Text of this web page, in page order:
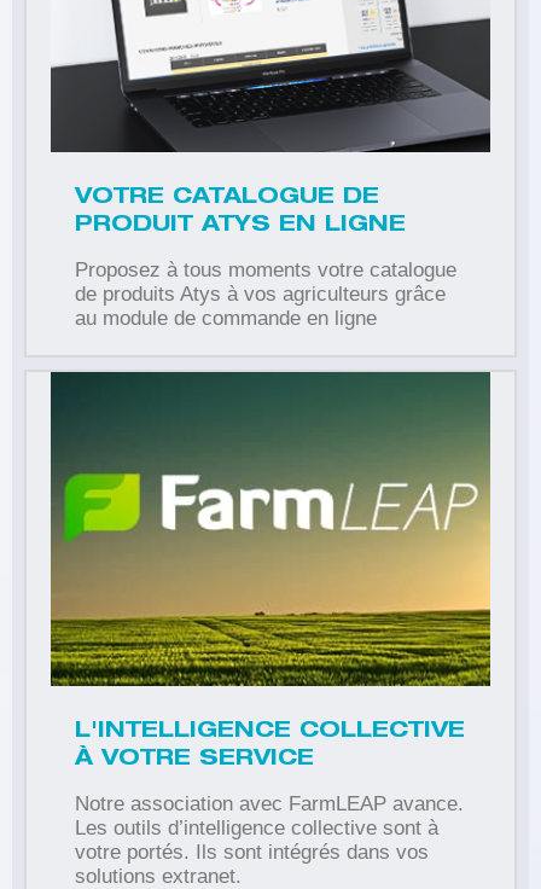
VOTRE CATALOGUE DE
PRODUIT ATYS EN LIGNE
Proposez à tous moments votre catalogue
de produits Atys à vos agriculteurs grâce
au module de commande en ligne
L'INTELLIGENCE COLLECTIVE
À VOTRE SERVICE
Notre association avec FarmLEAP avance.
Les outils d’intelligence collective sont à
votre portés. Ils sont intégrés dans vos
solutions extranet.